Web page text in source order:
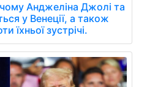
Анджеліна Джолі та
у Венеції, а також
їхньої зустрічі.